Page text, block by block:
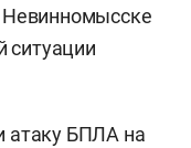
Невинномысске
ситуации
атаку БПЛА на